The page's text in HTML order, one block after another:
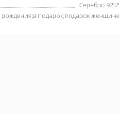
Серебро 925°
рождения;в подарок;подарок женщине